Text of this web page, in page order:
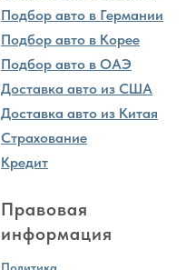
Подбор авто в Германии
Подбор авто в Корее
Подбор авто в ОАЭ
Доставка авто из США
Доставка авто из Китая
Страхование
Кредит
Правовая
информация